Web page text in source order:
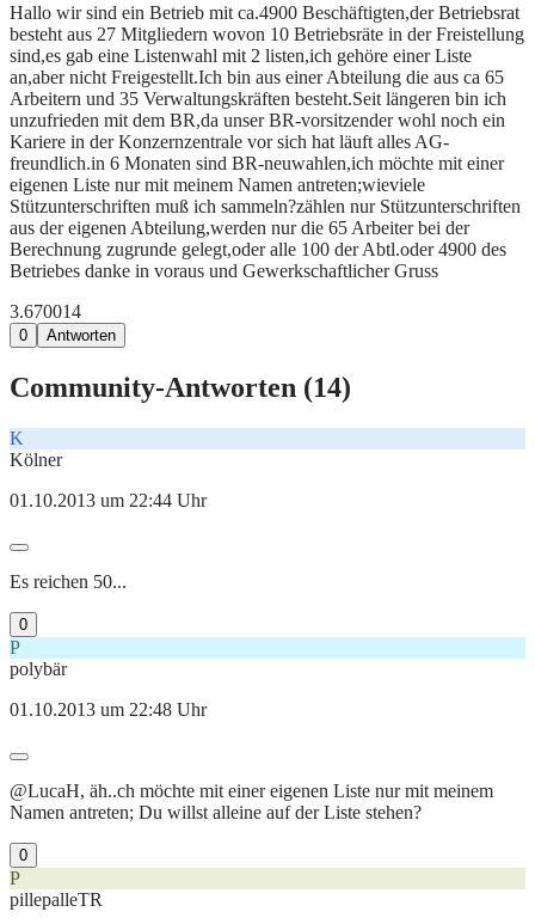
Hallo wir sind ein Betrieb mit ca.4900 Beschäftigten,der Betriebsrat
besteht aus 27 Mitgliedern wovon 10 Betriebsräte in der Freistellung
sind,es gab eine Listenwahl mit 2 listen,ich gehöre einer Liste
an,aber nicht Freigestellt.Ich bin aus einer Abteilung die aus ca 65
Arbeitern und 35 Verwaltungskräften besteht.Seit längeren bin ich
unzufrieden mit dem BR,da unser BR-vorsitzender wohl noch ein
Kariere in der Konzernzentrale vor sich hat läuft alles AG-
freundlich.in 6 Monaten sind BR-neuwahlen,ich möchte mit einer
eigenen Liste nur mit meinem Namen antreten;wieviele
Stützunterschriften muß ich sammeln?zählen nur Stützunterschriften
aus der eigenen Abteilung,werden nur die 65 Arbeiter bei der
Berechnung zugrunde gelegt,oder alle 100 der Abtl.oder 4900 des
Betriebes danke in voraus und Gewerkschaftlicher Gruss
3.670014
0 Antworten
Community-Antworten (14)
K
Kölner
01.10.2013 um 22:44 Uhr
Es reichen 50...
0
P
polybär
01.10.2013 um 22:48 Uhr
@LucaH, äh..ch möchte mit einer eigenen Liste nur mit meinem
Namen antreten; Du willst alleine auf der Liste stehen?
0
P
pillepalleTR